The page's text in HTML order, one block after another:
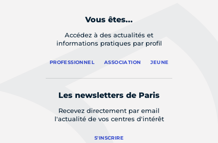
Vous êtes...
Accédez à des actualités et
informations pratiques par profil
PROFESSIONNEL ASSOCIATION JEUNE
Les newsletters de Paris
Recevez directement par email
l'actualité de vos centres d'intérêt
S'INSCRIRE